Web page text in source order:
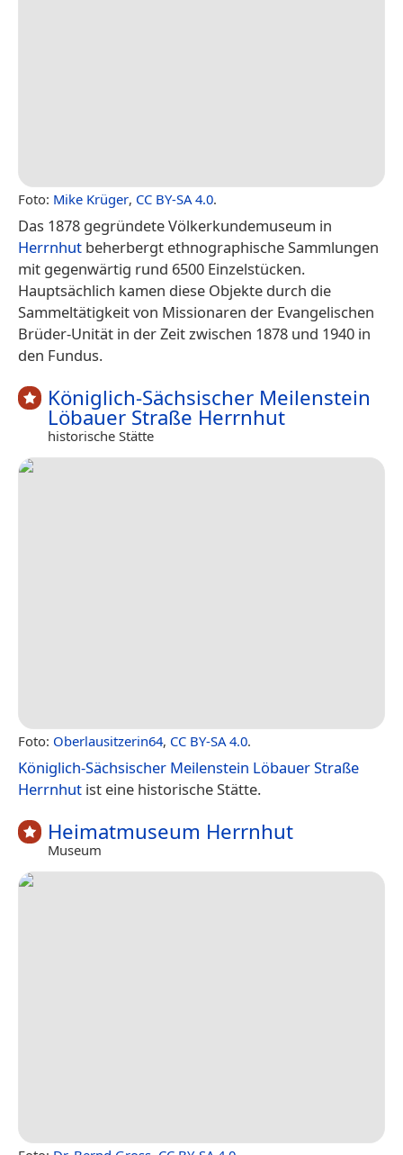
Foto: Mike Krüger, CC BY-SA 4.0.
Das 1878 gegründete Völkerkundemuseum in
Herrnhut beherbergt ethnographische Sammlungen
mit gegenwärtig rund 6500 Einzelstücken.
Hauptsächlich kamen diese Objekte durch die
Sammeltätigkeit von Missionaren der Evangelischen
Brüder-Unität in der Zeit zwischen 1878 und 1940 in
den Fundus.
Königlich-Sächsischer Meilenstein
Löbauer Straße Herrnhut
historische Stätte
Foto: Oberlausitzerin64, CC BY-SA 4.0.
Königlich-Sächsischer Meilenstein Löbauer Straße
Herrnhut ist eine historische Stätte.
Heimatmuseum Herrnhut
Museum